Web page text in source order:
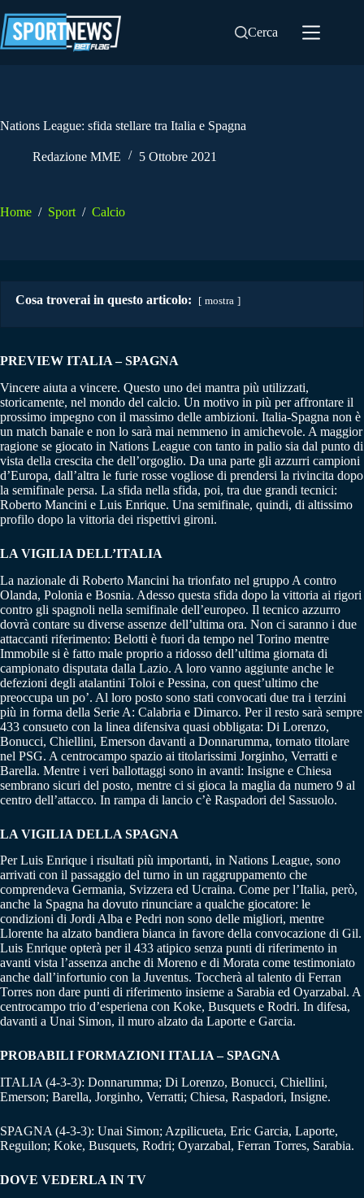
al
contenuto
Cerca
Nations League: sfida stellare tra Italia e Spagna
Redazione MME 5 Ottobre 2021
Home / Sport / Calcio
Cosa troverai in questo articolo: mostra
PREVIEW ITALIA – SPAGNA
Vincere aiuta a vincere. Questo uno dei mantra più utilizzati,
storicamente, nel mondo del calcio. Un motivo in più per affrontare il
prossimo impegno con il massimo delle ambizioni. Italia-Spagna non è
un match banale e non lo sarà mai nemmeno in amichevole. A maggior
ragione se giocato in Nations League con tanto in palio sia dal punto di
vista della crescita che dell’orgoglio. Da una parte gli azzurri campioni
d’Europa, dall’altra le furie rosse vogliose di prendersi la rivincita dopo
la semifinale persa. La sfida nella sfida, poi, tra due grandi tecnici:
Roberto Mancini e Luis Enrique. Una semifinale, quindi, di altissimo
profilo dopo la vittoria dei rispettivi gironi.
LA VIGILIA DELL’ITALIA
La nazionale di Roberto Mancini ha trionfato nel gruppo A contro
Olanda, Polonia e Bosnia. Adesso questa sfida dopo la vittoria ai rigori
contro gli spagnoli nella semifinale dell’europeo. Il tecnico azzurro
dovrà contare su diverse assenze dell’ultima ora. Non ci saranno i due
attaccanti riferimento: Belotti è fuori da tempo nel Torino mentre
Immobile si è fatto male proprio a ridosso dell’ultima giornata di
campionato disputata dalla Lazio. A loro vanno aggiunte anche le
defezioni degli atalantini Toloi e Pessina, con quest’ultimo che
preoccupa un po’. Al loro posto sono stati convocati due tra i terzini
più in forma della Serie A: Calabria e Dimarco. Per il resto sarà sempre
433 consueto con la linea difensiva quasi obbligata: Di Lorenzo,
Bonucci, Chiellini, Emerson davanti a Donnarumma, tornato titolare
nel PSG. A centrocampo spazio ai titolarissimi Jorginho, Verratti e
Barella. Mentre i veri ballottaggi sono in avanti: Insigne e Chiesa
sembrano sicuri del posto, mentre ci si gioca la maglia da numero 9 al
centro dell’attacco. In rampa di lancio c’è Raspadori del Sassuolo.
LA VIGILIA DELLA SPAGNA
Per Luis Enrique i risultati più importanti, in Nations League, sono
arrivati con il passaggio del turno in un raggruppamento che
comprendeva Germania, Svizzera ed Ucraina. Come per l’Italia, però,
anche la Spagna ha dovuto rinunciare a qualche giocatore: le
condizioni di Jordi Alba e Pedri non sono delle migliori, mentre
Llorente ha alzato bandiera bianca in favore della convocazione di Gil.
Luis Enrique opterà per il 433 atipico senza punti di riferimento in
avanti vista l’assenza anche di Moreno e di Morata come testimoniato
anche dall’infortunio con la Juventus. Toccherà al talento di Ferran
Torres non dare punti di riferimento insieme a Sarabia ed Oyarzabal. A
centrocampo trio d’esperiena con Koke, Busquets e Rodri. In difesa,
davanti a Unai Simon, il muro alzato da Laporte e Garcia.
PROBABILI FORMAZIONI ITALIA – SPAGNA
ITALIA (4-3-3): Donnarumma; Di Lorenzo, Bonucci, Chiellini,
Emerson; Barella, Jorginho, Verratti; Chiesa, Raspadori, Insigne.
SPAGNA (4-3-3): Unai Simon; Azpilicueta, Eric Garcia, Laporte,
Reguilon; Koke, Busquets, Rodri; Oyarzabal, Ferran Torres, Sarabia.
DOVE VEDERLA IN TV